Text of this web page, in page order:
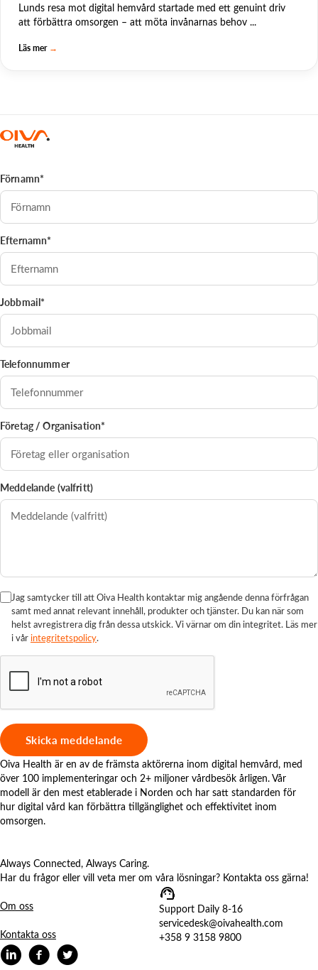
Lunds resa mot digital hemvård startade med ett genuint driv
att förbättra omsorgen – att möta invånarnas behov ...
Läs mer →
Förnamn*
Efternamn*
Jobbmail*
Telefonnummer
Företag / Organisation*
Meddelande (valfritt)
Jag samtycker till att Oiva Health kontaktar mig angående denna förfrågan
samt med annat relevant innehåll, produkter och tjänster. Du kan när som
helst avregistrera dig från dessa utskick. Vi värnar om din integritet. Läs mer
i vårintegritetspolicy.
Oiva Health är en av de främsta aktörerna inom digital hemvård, med
över 100 implementeringar och 2+ miljoner vårdbesök årligen. Vår
modell är den mest etablerade i Norden och har satt standarden för
hur digital vård kan förbättra tillgänglighet och effektivitet inom
omsorgen.
Always Connected, Always Caring.
Har du frågor eller vill veta mer om våra lösningar? Kontakta oss gärna!
Om oss
Kontakta oss
Support Daily 8-16
servicedesk@oivahealth.com
+358 9 3158 9800